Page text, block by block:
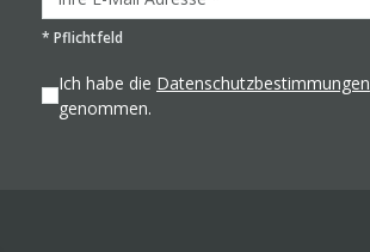
* Pflichtfeld
Ich habe die Datenschutzbestimmungen
genommen.